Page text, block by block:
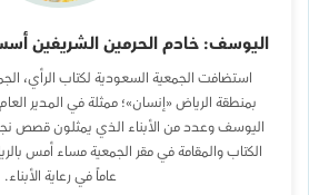
استضافت الجمعية السعودية لكتاب الرأي،
بمنطقة الرياض «إنسان»؛ ممثلة في المدير
اليوسف وعدد من الأبناء الذي يمثلون قصص
عاماً في رعاية الأبناء.